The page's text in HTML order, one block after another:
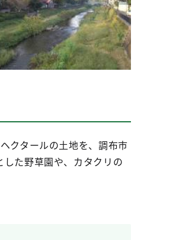
クタールの土地を、調布市
た野草園や、カタクリの